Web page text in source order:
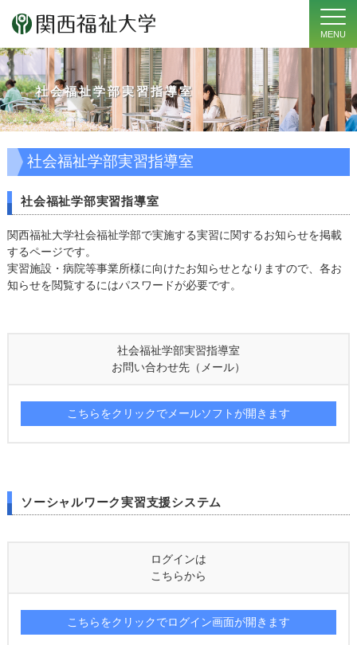
MENU
社会福祉学部実習指導室
社会福祉学部実習指導室
社会福祉学部実習指導室
関西福祉大学社会福祉学部で実施する実習に関するお知らせを掲載
するページです。
実習施設・病院等事業所様に向けたお知らせとなりますので、各お
知らせを閲覧するにはパスワードが必要です。
社会福祉学部実習指導室
お問い合わせ先（メール）
こちらをクリックでメールソフトが開きます
ソーシャルワーク実習支援システム
ログインは
こちらから
こちらをクリックでログイン画面が開きます